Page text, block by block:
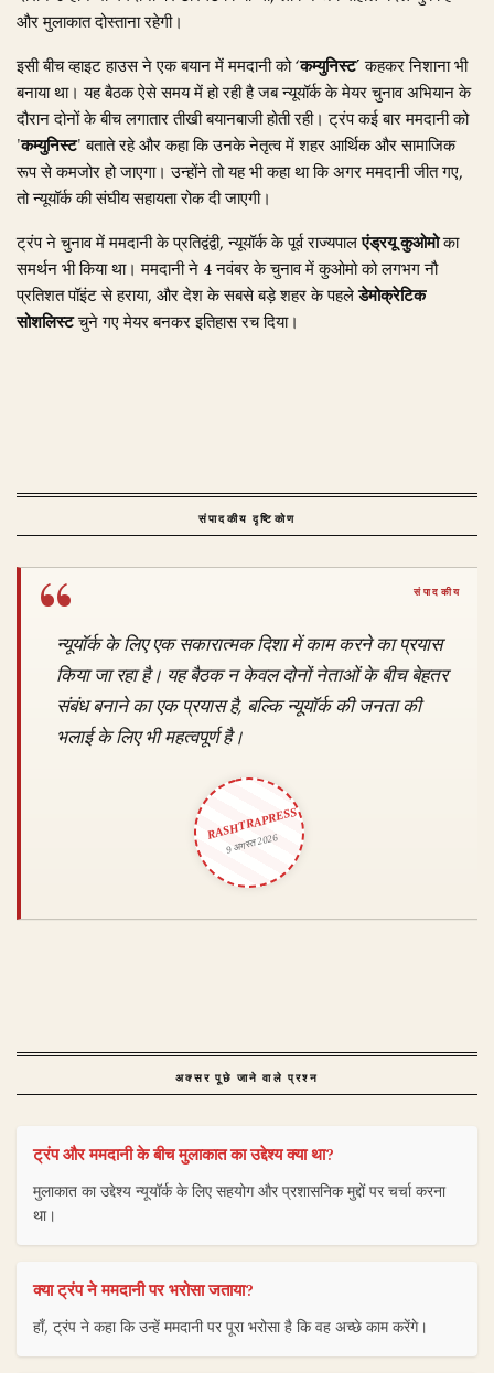
और मुलाकात दोस्ताना रहेगी।
इसी बीच व्हाइट हाउस ने एक बयान में ममदानी को ‘कम्युनिस्ट’ कहकर निशाना भी
बनाया था। यह बैठक ऐसे समय में हो रही है जब न्यूयॉर्क के मेयर चुनाव अभियान के
दौरान दोनों के बीच लगातार तीखी बयानबाजी होती रही। ट्रंप कई बार ममदानी को
'कम्युनिस्ट' बताते रहे और कहा कि उनके नेतृत्व में शहर आर्थिक और सामाजिक
रूप से कमजोर हो जाएगा। उन्होंने तो यह भी कहा था कि अगर ममदानी जीत गए,
तो न्यूयॉर्क की संघीय सहायता रोक दी जाएगी।
ट्रंप ने चुनाव में ममदानी के प्रतिद्वंद्वी, न्यूयॉर्क के पूर्व राज्यपालएंड्रयू कुओमोका
समर्थन भी किया था। ममदानी ने 4 नवंबर के चुनाव में कुओमो को लगभग नौ
प्रतिशत पॉइंट से हराया, और देश के सबसे बड़े शहर के पहलेडेमोक्रेटिक
सोशलिस्टचुने गए मेयर बनकर इतिहास रच दिया।
संपादकीय दृष्टिकोण
न्यूयॉर्क के लिए एक सकारात्मक दिशा में काम करने का प्रयास
किया जा रहा है। यह बैठक न केवल दोनों नेताओं के बीच बेहतर
संबंध बनाने का एक प्रयास है, बल्कि न्यूयॉर्क की जनता की
भलाई के लिए भी महत्वपूर्ण है।
RASHTRAPRESS
9 अगस्त 2026
अक्सर पूछे जाने वाले प्रश्न
ट्रंप और ममदानी के बीच मुलाकात का उद्देश्य क्या था?
मुलाकात का उद्देश्य न्यूयॉर्क के लिए सहयोग और प्रशासनिक मुद्दों पर चर्चा करना
था।
क्या ट्रंप ने ममदानी पर भरोसा जताया?
हाँ, ट्रंप ने कहा कि उन्हें ममदानी पर पूरा भरोसा है कि वह अच्छे काम करेंगे।